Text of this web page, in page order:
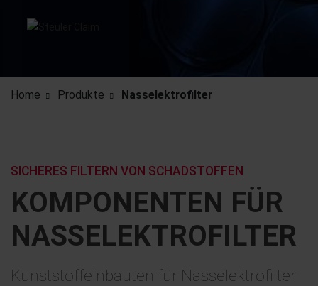
Home Produkte Nasselektrofilter
KOMPONENTEN FÜR
NASS­ELEKTROFILTER
SICHERES FILTERN VON SCHADSTOFFEN
Kunststoffeinbauten für Nasselektrofilter